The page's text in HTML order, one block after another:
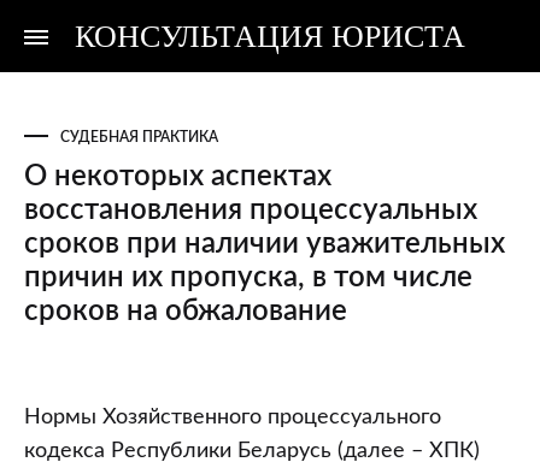
КОНСУЛЬТАЦИЯ ЮРИСТА
Консультация
Консультация
СУДЕБНАЯ ПРАКТИКА
О некоторых аспектах
восстановления процессуальных
сроков при наличии уважительных
причин их пропуска, в том числе
сроков на обжалование
О
некоторых
Нормы Хозяйственного процессуального
кодекса Республики Беларусь (далее – ХПК)